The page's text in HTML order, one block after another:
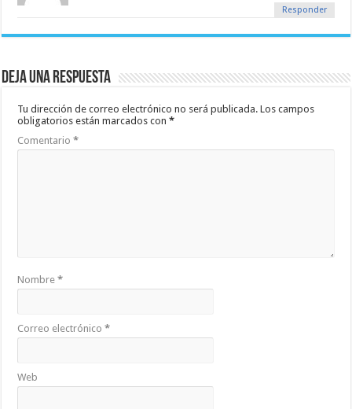
Responder
Deja una respuesta
Tu dirección de correo electrónico no será publicada. Los campos
obligatorios están marcados con*
Comentario*
Nombre*
Correo electrónico*
Web